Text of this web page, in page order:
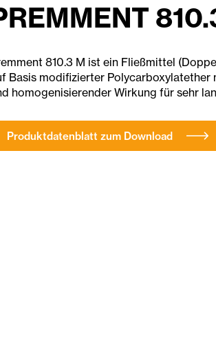
810.3 M ist ein Fließmittel
Basis modifizierter Polycarboxylatether
homogenisierender Wirkung für sehr
Produktdatenblatt zum Download